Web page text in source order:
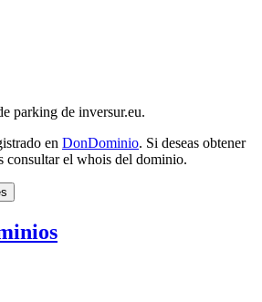
parking de inversur.eu.
en DonDominio. Si deseas obtener
consultar el whois del dominio.